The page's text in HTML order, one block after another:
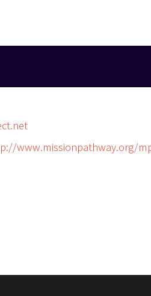
www.missionpathway.org/